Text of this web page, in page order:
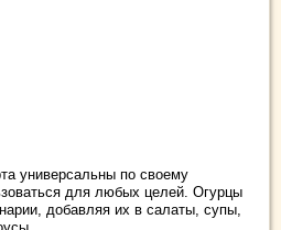
универсальны по своему
для любых целей. Огурцы
добавляя их в салаты, супы,